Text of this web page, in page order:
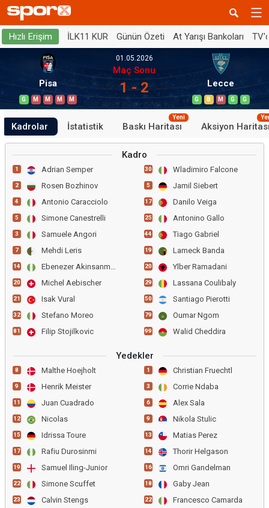
Hızlı Erişim İLK11 KUR Günün Özeti At Yarışı Bankoları
Pisa
G M M M M
01.05.2026
Maç Sonu
1 - 2 Lecce
G B M G G
Kadrolar İstatistik Baskı Haritası
Yeni
Aksiyon
Kadro
1 Adrian Semper
2 Rosen Bozhinov
4 Antonio Caracciolo
5 Simone Canestrelli
3 Samuele Angori
7 Mehdi Leris
14 Ebenezer Akinsanmiro
20 Michel Aebischer
21 Isak Vural
32 Stefano Moreo
81 Filip Stojilkovic
30 Wladimiro Falcone
5 Jamil Siebert
17 Danilo Veiga
25 Antonino Gallo
44 Tiago Gabriel
19 Lameck Banda
20 Ylber Ramadani
29 Lassana Coulibaly
50 Santiago Pierotti
79 Oumar Ngom
99 Walid Cheddira
Yedekler
8 Malthe Hoejholt
9 Henrik Meister
11 Juan Cuadrado
12 Nicolas
15 Idrissa Toure
17 Rafiu Durosinmi
19 Samuel Iling-Junior
22 Simone Scuffet
23 Calvin Stengs
1 Christian Fruechtl
3 Corrie Ndaba
6 Alex Sala
9 Nikola Stulic
13 Matias Perez
14 Thorir Helgason
16 Omri Gandelman
18 Gaby Jean
22 Francesco Camarda